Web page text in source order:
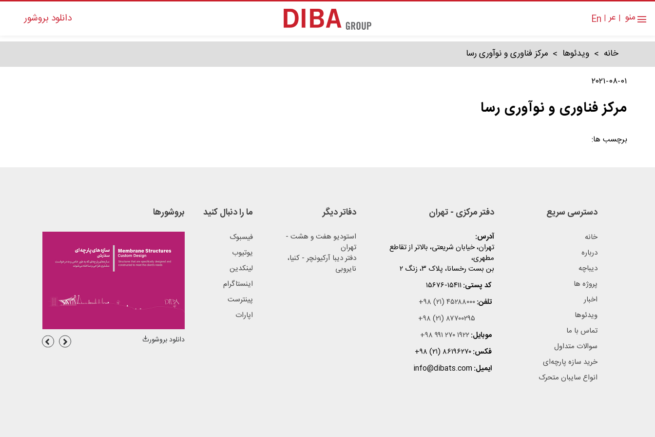
دانلود بروشور منو | عر |
En
دانلود بروشور
خانه ویدئوها مرکز فناوری و نوآوری رسا
۲۰۲۱-۰۸-۰۱
مرکز فناوری و نوآوری رسا
برچسب ها:
دسترسی سریع
خانه
درباره
دیباچه
پروژه ها
اخبار
ویدئوها
تماس با ما
سوالات متداول
خرید سازه پارچه‌ای
انواع سایبان متحرک
دفتر مرکزی - تهران
آدرس:
تهران، خیابان شریعتی، بالاتر از تقاطع
مطهری،
بن بست رخسانا، پلاک ۳، زنگ ۲
کد پستی: ۱۵۶۷۶-۱۵۴۱۱
تلفن:+۹۸ (۲۱) ۴۵۲۸۸۰۰۰
+۹۸ (۲۱) ۸۷۷۰۰۲۹۵
موبایل:+۹۸ ۹۹۱ ۲۷۰ ۱۹۲۲
فکس:+۹۸ (۲۱) ۸۶۱۹۶۲۷۰
ایمیل: info@dibats.com
دفاتر دیگر
استودیو هفت و هشت -
تهران
دفتر دیبا آرکیونچر - کنیا،
نایروبی
ما را دنبال کنید
فیسبوک
یوتیوب
لینکدین
اینستاگرام
پینترست
اپارات
بروشورها
دانلود بروشور